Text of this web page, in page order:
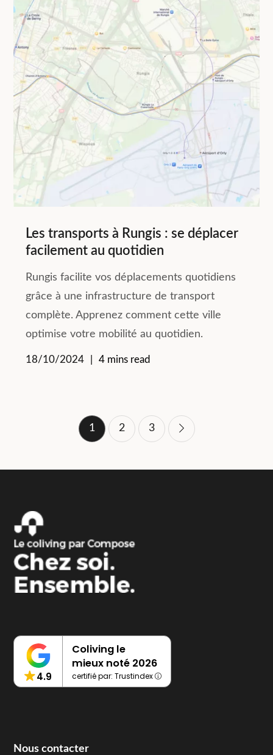
Les transports à Rungis : se déplacer
facilement au quotidien
Rungis facilite vos déplacements quotidiens
grâce à une infrastructure de transport
complète. Apprenez comment cette ville
optimise votre mobilité au quotidien.
18/10/2024 4 mins read
Pagination
1 2 3
4.9
Coliving le
mieux noté 2026
certifié par: Trustindex
Nous contacter